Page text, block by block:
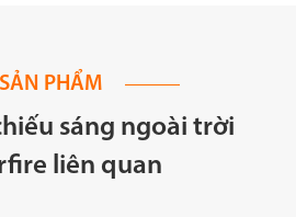
SẢN PHẨM
sáng ngoài trời
liên quan